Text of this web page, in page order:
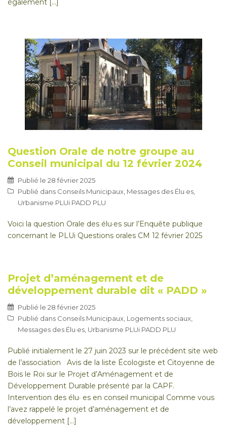
également […]
Question Orale de notre groupe au
Conseil municipal du 12 février 2024
Publié le 28 février 2025
Publié dans Conseils Municipaux Messages des Élu·es
Urbanisme PLUi PADD PLU
Voici la question Orale des élu·es sur l’Enquête publique
concernant le PLUi Questions orales CM 12 février 2025
Projet d’aménagement et de
développement durable dit « PADD »
Publié le 28 février 2025
Publié dans Conseils Municipaux Logements sociaux
Messages des Élu·es Urbanisme PLUi PADD PLU
Publié initialement le 27 juin 2023 sur le précédent site web
de l’association Avis de la liste Écologiste et Citoyenne de
Bois le Roi sur le Projet d’Aménagement et de
Développement Durable présenté par la CAPF.
Intervention des élu· es en conseil municipal Comme vous
l’avez rappelé le projet d’aménagement et de
développement […]